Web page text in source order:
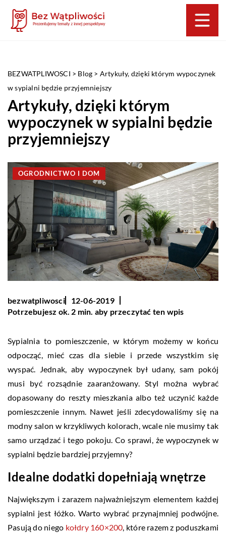
BEZWATPLIWOSCI > Blog > Artykuły, dzięki którym wypoczynek
w sypialni będzie przyjemniejszy
Artykuły, dzięki którym
wypoczynek w sypialni będzie
przyjemniejszy
OGRODNICTWO I DOM
bezwatpliwosci
12-06-2019
Potrzebujesz ok. 2 min. aby przeczytać ten wpis
Sypialnia to pomieszczenie, w którym możemy w końcu
odpocząć, mieć czas dla siebie i przede wszystkim się
wyspać. Jednak, aby wypoczynek był udany, sam pokój
musi być rozsądnie zaaranżowany. Styl można wybrać
dopasowany do reszty mieszkania albo też uczynić każde
pomieszczenie innym. Nawet jeśli zdecydowaliśmy się na
modny salon w krzykliwych kolorach, wcale nie musimy tak
samo urządzać i tego pokoju. Co sprawi, że wypoczynek w
sypialni będzie bardziej przyjemny?
Idealne dodatki dopełniają wnętrze
Największym i zarazem najważniejszym elementem każdej
sypialni jest łóżko. Warto wybrać przynajmniej podwójne.
Pasują do niego kołdry 160×200, które razem z poduszkami